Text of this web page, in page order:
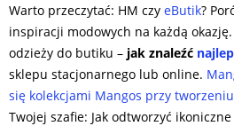
Warto przeczytać: HM czy eButik?
inspiracji modowych na każdą
odzieży do butiku – jak znaleźć
sklepu stacjonarnego lub online.
się kolekcjami Mangos przy
Twojej szafie: Jak odtworzyć